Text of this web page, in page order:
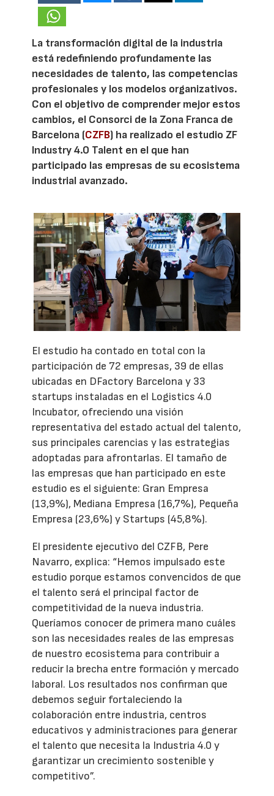
La transformación digital de la industria
está redefiniendo profundamente las
necesidades de talento, las competencias
profesionales y los modelos organizativos.
Con el objetivo de comprender mejor estos
cambios, el Consorci de la Zona Franca de
Barcelona (CZFB) ha realizado el estudio ZF
Industry 4.0 Talent en el que han
participado las empresas de su ecosistema
industrial avanzado.
El estudio ha contado en total con la
participación de 72 empresas, 39 de ellas
ubicadas en DFactory Barcelona y 33
startups instaladas en el Logistics 4.0
Incubator, ofreciendo una visión
representativa del estado actual del talento,
sus principales carencias y las estrategias
adoptadas para afrontarlas. El tamaño de
las empresas que han participado en este
estudio es el siguiente: Gran Empresa
(13,9%), Mediana Empresa (16,7%), Pequeña
Empresa (23,6%) y Startups (45,8%).
El presidente ejecutivo del CZFB, Pere
Navarro, explica: “Hemos impulsado este
estudio porque estamos convencidos de que
el talento será el principal factor de
competitividad de la nueva industria.
Queríamos conocer de primera mano cuáles
son las necesidades reales de las empresas
de nuestro ecosistema para contribuir a
reducir la brecha entre formación y mercado
laboral. Los resultados nos confirman que
debemos seguir fortaleciendo la
colaboración entre industria, centros
educativos y administraciones para generar
el talento que necesita la Industria 4.0 y
garantizar un crecimiento sostenible y
competitivo”.